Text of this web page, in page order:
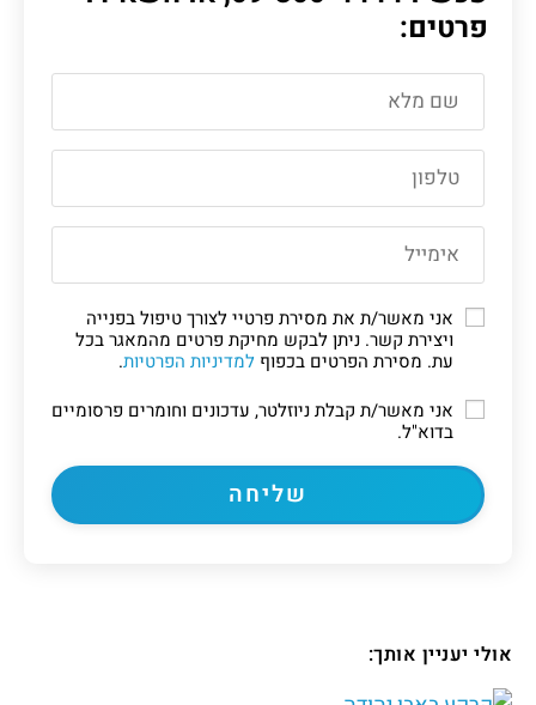
פרטים:
אני מאשר/ת את מסירת פרטיי לצורך טיפול בפנייה
ויצירת קשר. ניתן לבקש מחיקת פרטים מהמאגר בכל
עת. מסירת הפרטים בכפוף למדיניות הפרטיות.
אני מאשר/ת קבלת ניוזלטר, עדכונים וחומרים פרסומיים
בדוא"ל.
אולי יעניין אותך: